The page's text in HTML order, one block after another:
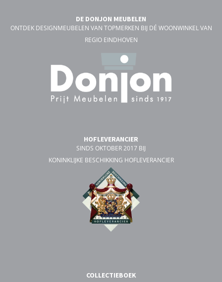
DE DONJON MEUBELEN
ONTDEK DESIGNMEUBELEN VAN TOPMERKEN BIJ DÉ WOONWINKEL VAN
REGIO EINDHOVEN
HOFLEVERANCIER
SINDS OKTOBER 2017 BIJ
KONINKLIJKE BESCHIKKING HOFLEVERANCIER
COLLECTIEBOEK